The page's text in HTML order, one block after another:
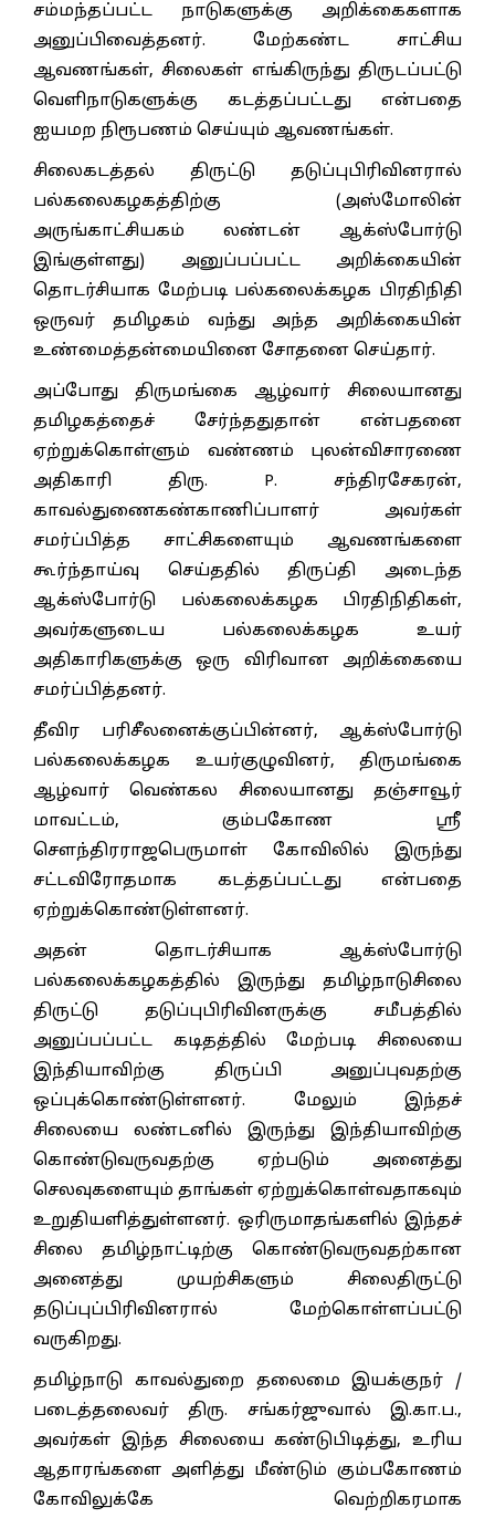
சம்மந்தப்பட்ட நாடுகளுக்கு அறிக்கைகளாக
அனுப்பிவைத்தனர். மேற்கண்ட சாட்சிய
ஆவணங்கள், சிலைகள் எங்கிருந்து திருடப்பட்டு
வெளிநாடுகளுக்கு கடத்தப்பட்டது என்பதை
ஐயமற நிரூபணம் செய்யும் ஆவணங்கள்.
சிலைகடத்தல் திருட்டு தடுப்புபிரிவினரால்
பல்கலைகழகத்திற்கு (அஸ்மோலின்
அருங்காட்சியகம் லண்டன் ஆக்ஸ்போர்டு
இங்குள்ளது) அனுப்பப்பட்ட அறிக்கையின்
தொடர்சியாக மேற்படி பல்கலைக்கழக பிரதிநிதி
ஒருவர் தமிழகம் வந்து அந்த அறிக்கையின்
உண்மைத்தன்மையினை சோதனை செய்தார்.
அப்போது திருமங்கை ஆழ்வார் சிலையானது
தமிழகத்தைச் சேர்ந்ததுதான் என்பதனை
ஏற்றுக்கொள்ளும் வண்ணம் புலன்விசாரணை
அதிகாரி திரு. P. சந்திரசேகரன்,
காவல்துணைகண்காணிப்பாளர் அவர்கள்
சமர்ப்பித்த சாட்சிகளையும் ஆவணங்களை
கூர்ந்தாய்வு செய்ததில் திருப்தி அடைந்த
ஆக்ஸ்போர்டு பல்கலைக்கழக பிரதிநிதிகள்,
அவர்களுடைய பல்கலைக்கழக உயர்
அதிகாரிகளுக்கு ஒரு விரிவான அறிக்கையை
சமர்ப்பித்தனர்.
தீவிர பரிசீலனைக்குப்பின்னர், ஆக்ஸ்போர்டு
பல்கலைக்கழக உயர்குழுவினர், திருமங்கை
ஆழ்வார் வெண்கல சிலையானது தஞ்சாவூர்
மாவட்டம், கும்பகோண ஸ்ரீ
சௌந்திரராஜபெருமாள் கோவிலில் இருந்து
சட்டவிரோதமாக கடத்தப்பட்டது என்பதை
ஏற்றுக்கொண்டுள்ளனர்.
அதன் தொடர்சியாக ஆக்ஸ்போர்டு
பல்கலைக்கழகத்தில் இருந்து தமிழ்நாடுசிலை
திருட்டு தடுப்புபிரிவினருக்கு சமீபத்தில்
அனுப்பப்பட்ட கடிதத்தில் மேற்படி சிலையை
இந்தியாவிற்கு திருப்பி அனுப்புவதற்கு
ஒப்புக்கொண்டுள்ளனர். மேலும் இந்தச்
சிலையை லண்டனில் இருந்து இந்தியாவிற்கு
கொண்டுவருவதற்கு ஏற்படும் அனைத்து
செலவுகளையும் தாங்கள் ஏற்றுக்கொள்வதாகவும்
உறுதியளித்துள்ளனர். ஒரிருமாதங்களில் இந்தச்
சிலை தமிழ்நாட்டிற்கு கொண்டுவருவதற்கான
அனைத்து முயற்சிகளும் சிலைதிருட்டு
தடுப்புப்பிரிவினரால் மேற்கொள்ளப்பட்டு
வருகிறது.
தமிழ்நாடு காவல்துறை தலைமை இயக்குநர் /
படைத்தலைவர் திரு. சங்கர்ஜுவால் இ.கா.ப.,
அவர்கள் இந்த சிலையை கண்டுபிடித்து, உரிய
ஆதாரங்களை அளித்து மீண்டும் கும்பகோணம்
கோவிலுக்கே வெற்றிகரமாக